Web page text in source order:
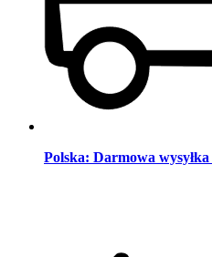
Polska: Darmowa